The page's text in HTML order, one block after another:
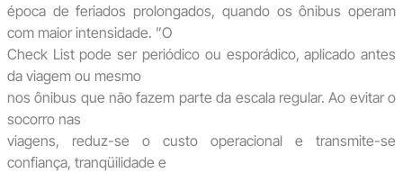
época de feriados prolongados, quando os ônibus operam
com maior intensidade. ”O
Check List pode ser periódico ou esporádico, aplicado antes
da viagem ou mesmo
nos ônibus que não fazem parte da escala regular. Ao evitar o
socorro nas
viagens, reduz-se o custo operacional e transmite-se
confiança, tranqüilidade e